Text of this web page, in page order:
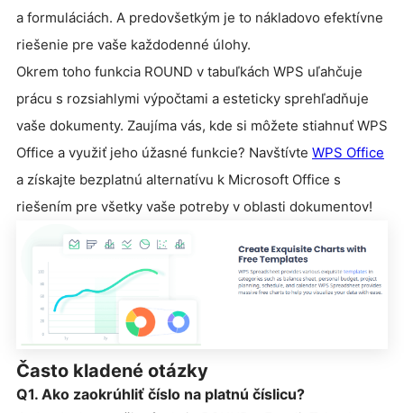
a formuláciách. A predovšetkým je to nákladovo efektívne
riešenie pre vaše každodenné úlohy.
Okrem toho funkcia ROUND v tabuľkách WPS uľahčuje
prácu s rozsiahlymi výpočtami a esteticky sprehľadňuje
vaše dokumenty. Zaujíma vás, kde si môžete stiahnuť WPS
Office a využiť jeho úžasné funkcie? Navštívte WPS Office
a získajte bezplatnú alternatívu k Microsoft Office s
riešením pre všetky vaše potreby v oblasti dokumentov!
Často kladené otázky
Q1. Ako zaokrúhliť číslo na platnú číslicu?